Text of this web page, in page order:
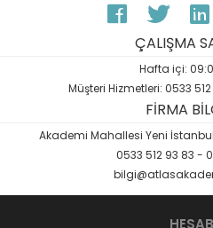
ÇALIŞMA
Hafta içi:
Müşteri Hizmetleri: 0533
FİRMA
Akademi Mahallesi Yeni
0533 512 93 83 -